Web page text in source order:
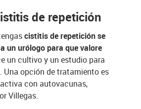
de repetición
cistitis de repetición se
un urólogo para que valore
un cultivo y un estudio para
Una opción de tratamiento es
con autovacunas,
Villegas.